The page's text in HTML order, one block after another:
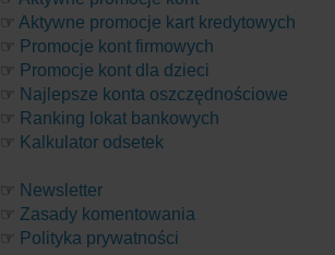
☞ Aktywne promocje kart kredytowych
☞ Promocje kont firmowych
☞ Promocje kont dla dzieci
☞ Najlepsze konta oszczędnościowe
☞ Ranking lokat bankowych
☞ Kalkulator odsetek
☞ Newsletter
☞ Zasady komentowania
☞ Polityka prywatności